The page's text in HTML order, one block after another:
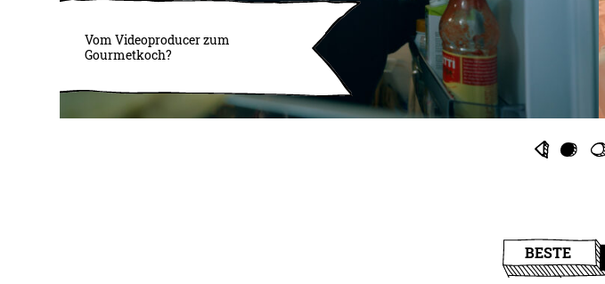
Vom Videoproducer zum
Gourmetkoch?
BESTE